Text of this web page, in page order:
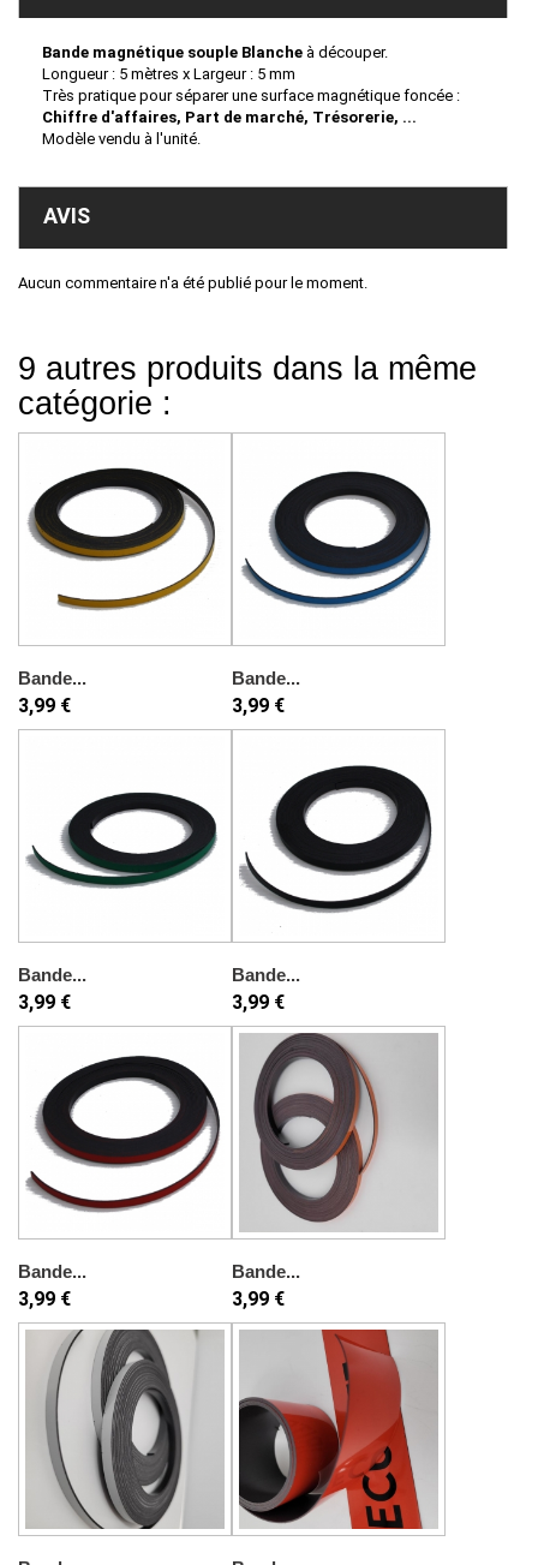
Bande magnétique souple Blanche à découper.
Longueur : 5 mètres x Largeur : 5 mm
Très pratique pour séparer une surface magnétique foncée :
Chiffre d'affaires, Part de marché, Trésorerie, ...
Modèle vendu à l'unité.
AVIS
Aucun commentaire n'a été publié pour le moment.
9 autres produits dans la même
catégorie :
Bande...
3,99 €
Bande...
3,99 €
Bande...
3,99 €
Bande...
3,99 €
Bande...
3,99 €
Bande...
3,99 €